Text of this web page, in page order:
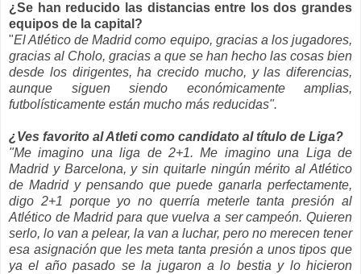
¿Se han reducido las distancias entre los dos grandes
equipos de la capital?
"El Atlético de Madrid como equipo, gracias a los jugadores,
gracias al Cholo, gracias a que se han hecho las cosas bien
desde los dirigentes, ha crecido mucho, y las diferencias,
aunque siguen siendo económicamente amplias,
futbolísticamente están mucho más reducidas".
¿Ves favorito al Atleti como candidato al título de Liga?
"Me imagino una liga de 2+1. Me imagino una Liga de
Madrid y Barcelona, y sin quitarle ningún mérito al Atlético
de Madrid y pensando que puede ganarla perfectamente,
digo 2+1 porque yo no querría meterle tanta presión al
Atlético de Madrid para que vuelva a ser campeón. Quieren
serlo, lo van a pelear, la van a luchar, pero no merecen tener
esa asignación que les meta tanta presión a unos tipos que
ya el año pasado se la jugaron a lo bestia y lo hicieron